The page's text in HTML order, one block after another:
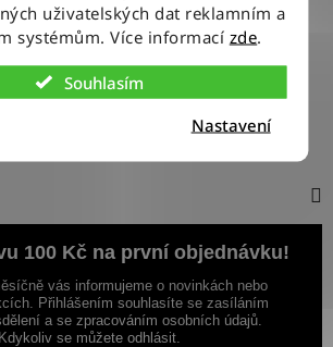
uživatelských dat reklamním a
systémům. Více informací zde.
Souhlasím
Nastavení
ZBOŽÍ ZDARMA
zboží zdarma vyměníme do 14 dnů od jeho
100 Kč na první objednávku!
vás informujeme o novinkách nebo
Přihlášením souhlasíte se zasíláním
a se zpracováním osobních údajů.
Kdykoliv se můžete odhlásit.